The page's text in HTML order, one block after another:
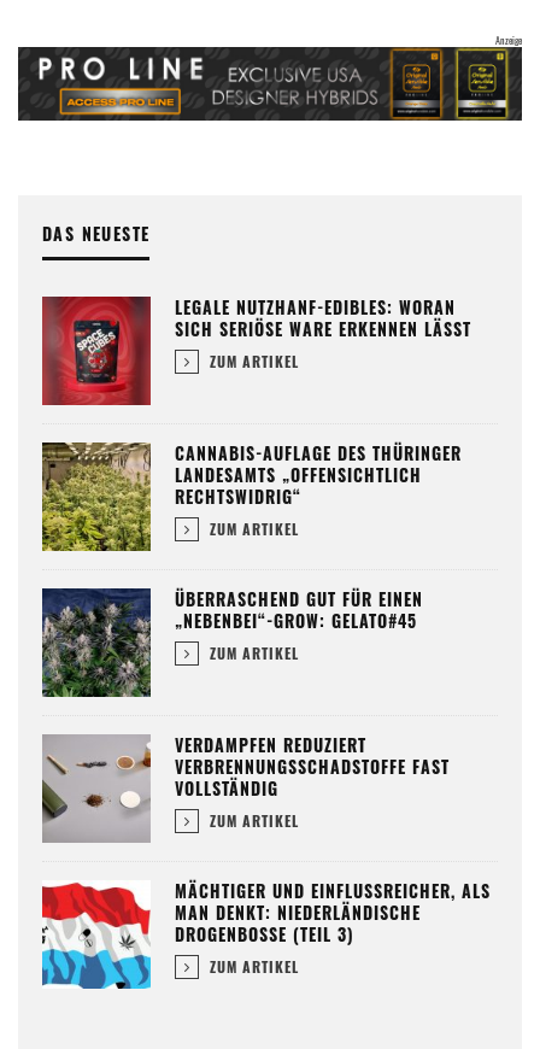
DAS NEUESTE
LEGALE NUTZHANF-EDIBLES: WORAN
SICH SERIÖSE WARE ERKENNEN LÄSST
ZUM ARTIKEL
CANNABIS-AUFLAGE DES THÜRINGER
LANDESAMTS „OFFENSICHTLICH
RECHTSWIDRIG“
ZUM ARTIKEL
ÜBERRASCHEND GUT FÜR EINEN
„NEBENBEI“-GROW: GELATO#45
ZUM ARTIKEL
VERDAMPFEN REDUZIERT
VERBRENNUNGSSCHADSTOFFE FAST
VOLLSTÄNDIG
ZUM ARTIKEL
MÄCHTIGER UND EINFLUSSREICHER, ALS
MAN DENKT: NIEDERLÄNDISCHE
DROGENBOSSE (TEIL 3)
ZUM ARTIKEL